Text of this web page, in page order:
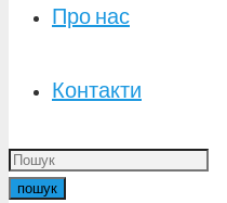
Про нас
Контакти
пошук